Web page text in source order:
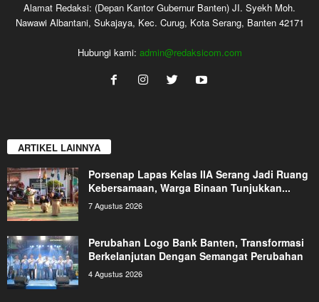
Alamat Redaksi: (Depan Kantor Gubernur Banten) JI. Syekh Moh.
Nawawi Albantani, Sukajaya, Kec. Curug, Kota Serang, Banten 42171
Hubungi kami: admin@redaksicom.com
ARTIKEL LAINNYA
Porsenap Lapas Kelas IIA Serang Jadi Ruang
Kebersamaan, Warga Binaan Tunjukkan...
7 Agustus 2026
Perubahan Logo Bank Banten, Transformasi
Berkelanjutan Dengan Semangat Perubahan
4 Agustus 2026